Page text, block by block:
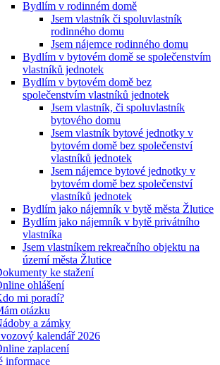
Bydlím v rodinném domě
Jsem vlastník či spoluvlastník
rodinného domu
Jsem nájemce rodinného domu
Bydlím v bytovém domě se společenstvím
vlastníků jednotek
Bydlím v bytovém domě bez
společenstvím vlastníků jednotek
Jsem vlastník, či spoluvlastník
bytového domu
Jsem vlastník bytové jednotky v
bytovém domě bez společenství
vlastníků jednotek
Jsem nájemce bytové jednotky v
bytovém domě bez společenství
vlastníků jednotek
Bydlím jako nájemník v bytě města Žlutice
Bydlím jako nájemník v bytě privátního
vlastníka
Jsem vlastníkem rekreačního objektu na
území města Žlutice
ke stažení
ohlášení
mi poradí?
otázku
a zámky
kalendář 2026
zaplacení
informace